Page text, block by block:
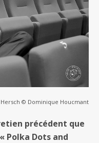
© Dominique Houcmant
précédent que
Polka Dots and